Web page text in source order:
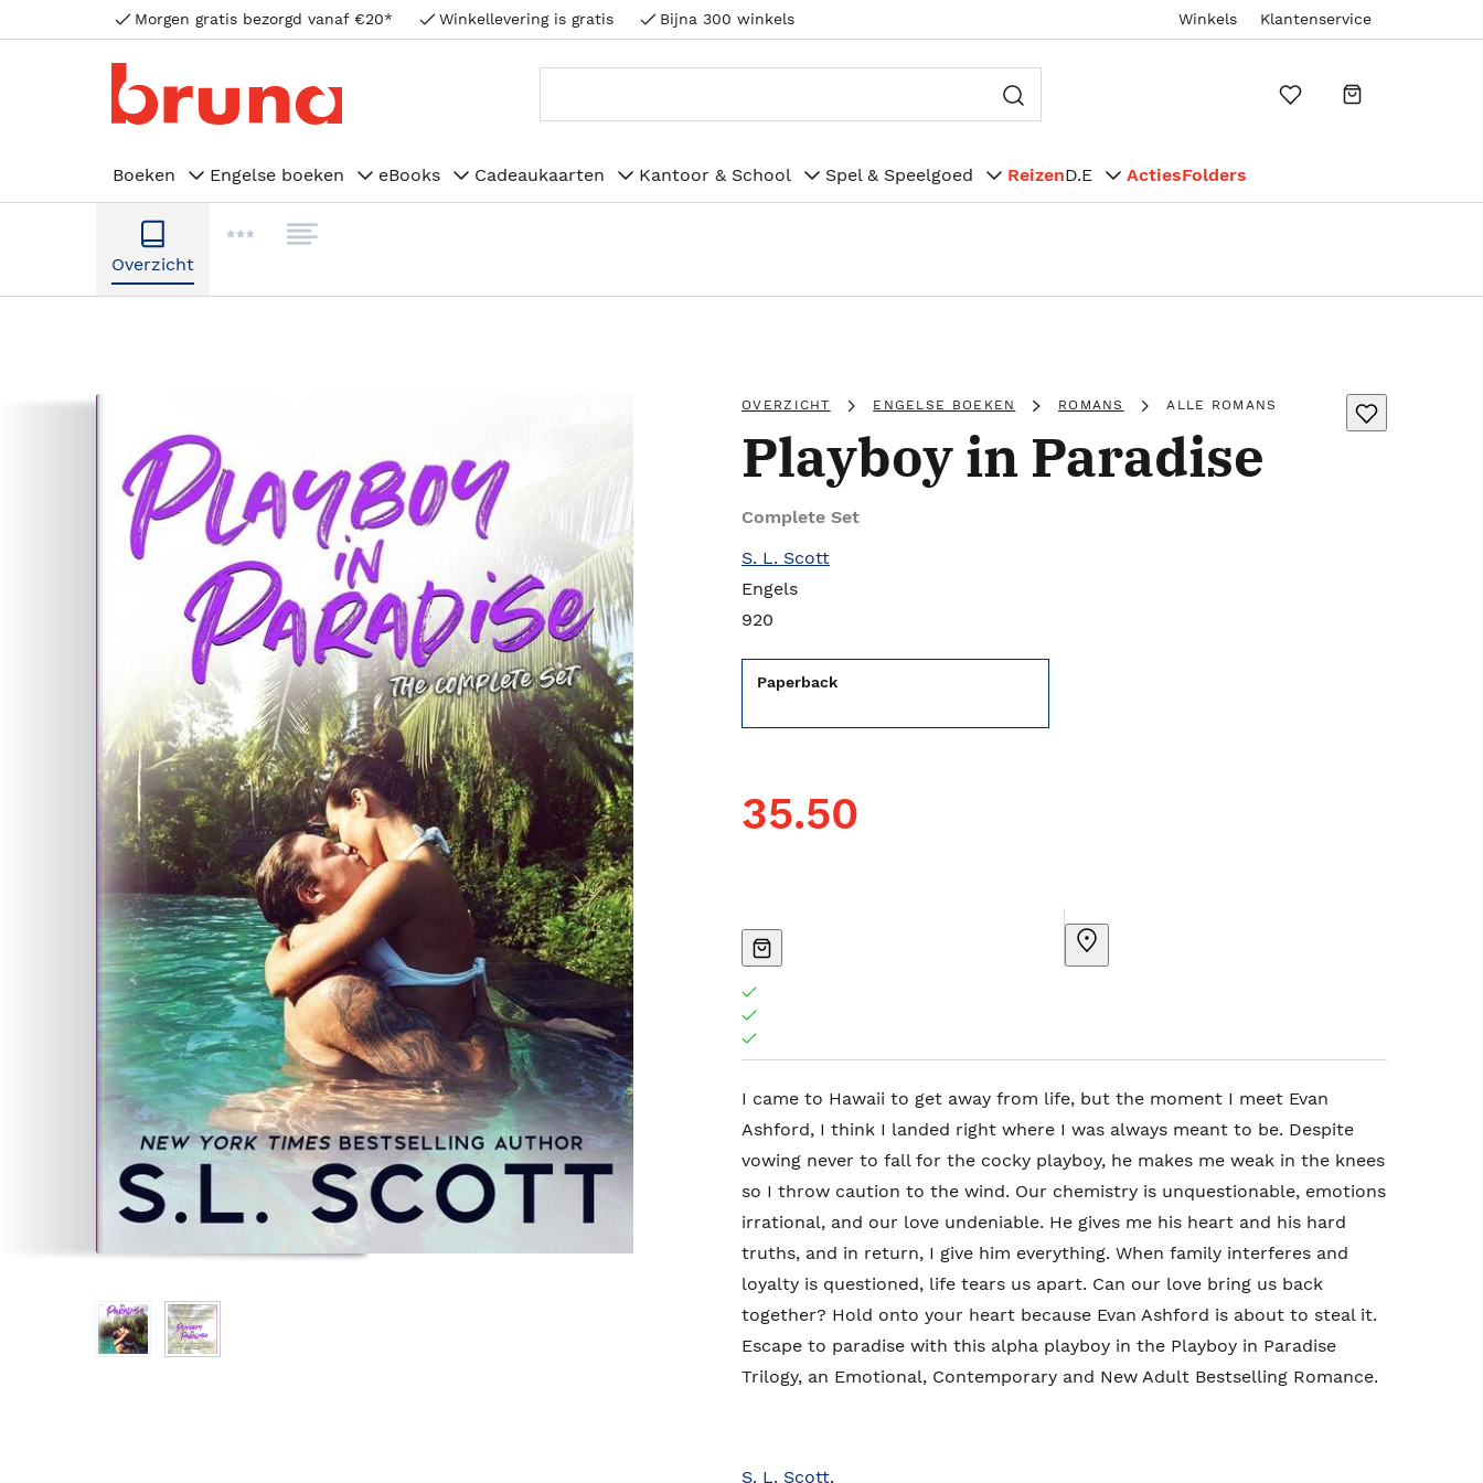
Morgen gratis bezorgd vanaf €20* Winkellevering is gratis Bijna 300 winkels Winkels Klantenservice
Boeken Engelse boeken eBooks Cadeaukaarten Kantoor & School Spel & Speelgoed ReizenD.E ActiesFolders
Overzicht
OVERZICHT ENGELSE BOEKEN ROMANS ALLE ROMANS
Playboy in Paradise
Complete Set
S. L. Scott
Engels
920
Paperback
35.50
I came to Hawaii to get away from life, but the moment I meet Evan
Ashford, I think I landed right where I was always meant to be. Despite
vowing never to fall for the cocky playboy, he makes me weak in the knees
so I throw caution to the wind. Our chemistry is unquestionable, emotions
irrational, and our love undeniable. He gives me his heart and his hard
truths, and in return, I give him everything. When family interferes and
loyalty is questioned, life tears us apart. Can our love bring us back
together? Hold onto your heart because Evan Ashford is about to steal it.
Escape to paradise with this alpha playboy in the Playboy in Paradise
Trilogy, an Emotional, Contemporary and New Adult Bestselling Romance.
S. L. Scott.